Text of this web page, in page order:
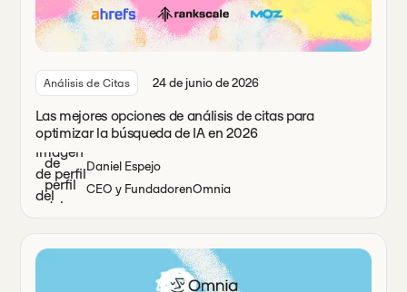
Análisis de Citas 24 de junio de 2026
Las mejores opciones de análisis de citas para
optimizar la búsqueda de IA en 2026
Daniel Espejo
CEO y FundadorenOmnia